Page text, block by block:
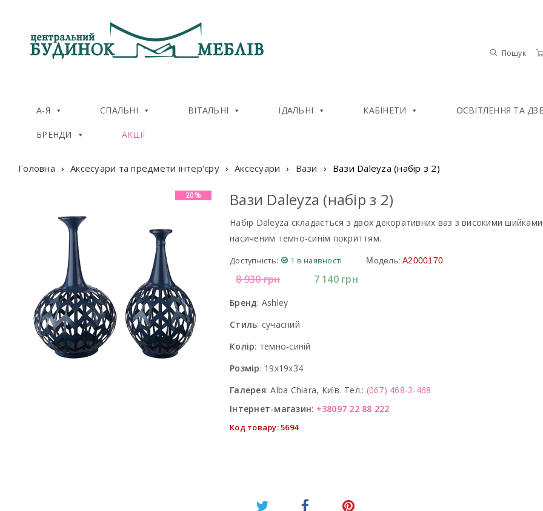
Пошук
А-Я СПАЛЬНІ ВІТАЛЬНІ ЇДАЛЬНІ КАБІНЕТИ ОСВІТЛЕННЯ ТА
БРЕНДИ АКЦІЇ
Головна › Аксесуари та предмети інтер'єру › Аксесуари › Вази › Вази Daleyza (набір з 2)
20% Вази Daleyza (набір з 2)
Набір Daleyza складається з двох декоративних ваз з високими
насиченим темно-синім покриттям.
Доступність: 1 в наявності Модель: A2000170
8 930грн 7 140 грн
Бренд: Ashley
Стиль: сучасний
Колір: темно-синій
Розмір: 19х19х34
Галерея:Alba Chiara, Київ. Тел.: (067) 468-2-468
Інтернет-магазин: +38097 22 88 222
Код товару: 5694